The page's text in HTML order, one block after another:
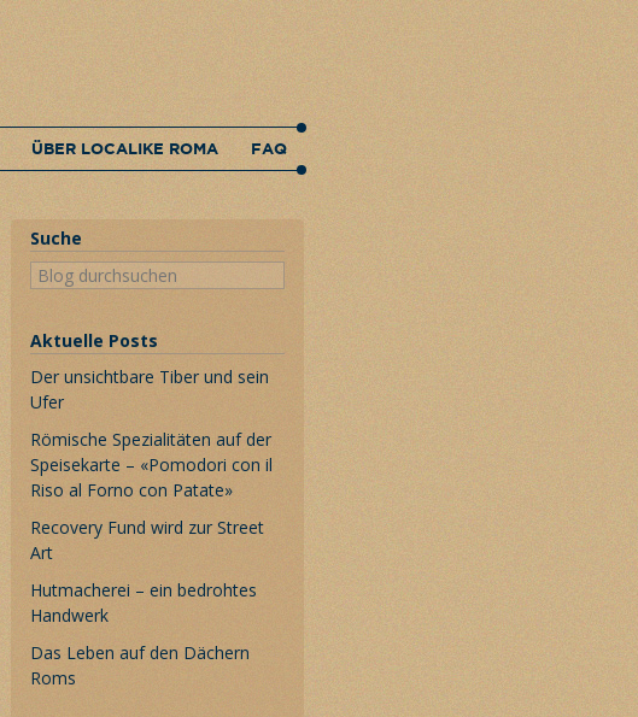
ÜBER LOCALIKE ROMA FAQ
Suche
Aktuelle Posts
Der unsichtbare Tiber und sein
Ufer
Römische Spezialitäten auf der
Speisekarte – «Pomodori con il
Riso al Forno con Patate»
Recovery Fund wird zur Street
Art
Hutmacherei – ein bedrohtes
Handwerk
Das Leben auf den Dächern
Roms